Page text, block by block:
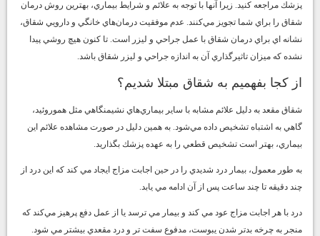
پزشك مراجعه كنيد. زيرا آنها با توجه به علائم و شرايط بيماري، بهترين روش درمان
شقاق را براي شما تجويز مي‌كنند. عدم موفقيت درمان‌هاي خانگي و دارويي شقاق،
نشانه اي براي درمان شقاق با عمل جراحي و ليزر است. تا كنون هيچ روشي پيدا
نشده كه ميزان تاثيرگذاري آن به اندازه جراحي و ليزر شقاق باشد.
از كجا بفهميم به شقاق مبتلا شديم؟
شقاق مقعد به دليل علائم مشابه با ساير بيماري‌هاي نشيمنگاهي مثل هموروئيد،
گاهي به اشتباه تشخيص داده مي‌شود. به همين دليل در صورت مشاهده علائم اين
بيماري، بهتر است تشخيص قطعي را به عهده پزشك بگذاريد.
به طور معمول، بيمار درد شديدي را در حين اجابت مزاج ايجاد مي كند كه اين درد از
چند دقيقه تا چند ساعت پس از آن ادامه مي يابد.
درد با هر اجابت مزاج عود مي كند و بيمار مي ترسد يا از عمل دفع پرهيز مي‌كند كه
منجر به چرخه بدتر شدن يبوست، مدفوع سفت تر و درد مقعدي بيشتر مي شود.